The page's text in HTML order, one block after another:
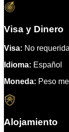
Visa y Dinero
Visa: No
Idioma: Español
Moneda: Peso
Alojamiento